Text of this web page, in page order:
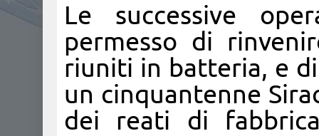
Le successive
permesso di
riuniti in batteria, e
un cinquantenne
dei reati di